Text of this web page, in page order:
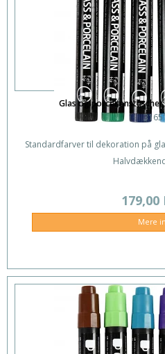
Glas og
Standardfarver til dekoration på
179,00
Mere